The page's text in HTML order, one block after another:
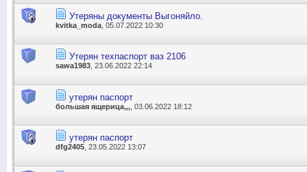
Утеряны документы Выгоняйло.
kvitka_moda , 05.07.2022 10:30
Утерян техпаспорт ваз 2106
sawa1983, 23.06.2022 22:14
утерян паспорт
большая ящерица,,, , 03.06.2022 18:12
утерян паспорт
dfg2405 , 23.05.2022 13:07